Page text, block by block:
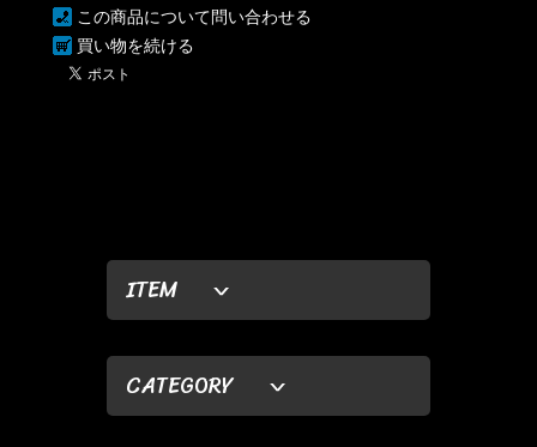
ITEM
CATEGORY
この商品について問い合わせる
買い物を続ける